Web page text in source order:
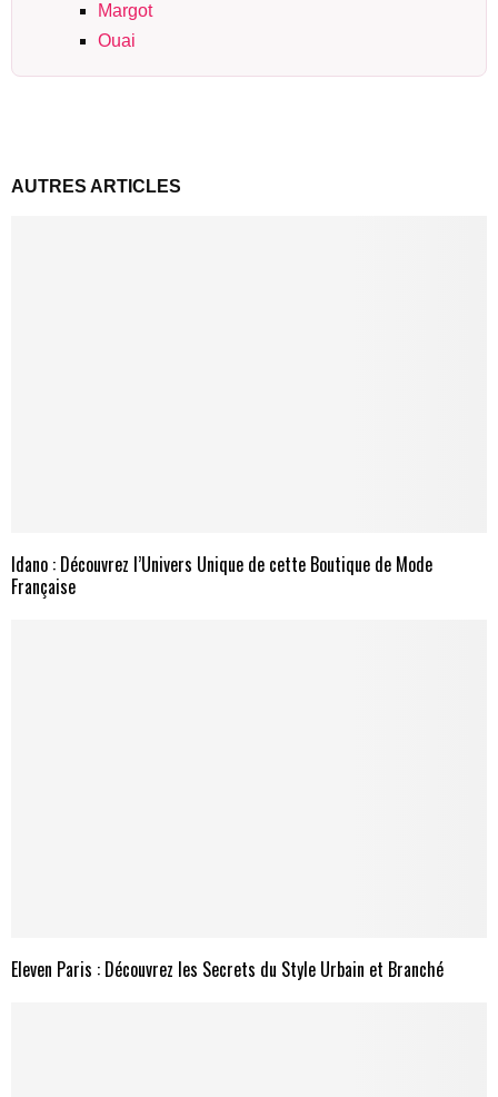
Margot
Ouai
AUTRES ARTICLES
Idano : Découvrez l’Univers Unique de cette Boutique de Mode
Française
Eleven Paris : Découvrez les Secrets du Style Urbain et Branché